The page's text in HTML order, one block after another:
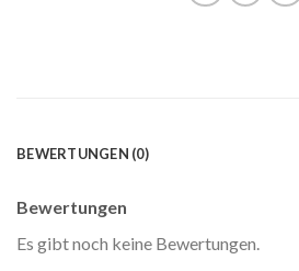
BEWERTUNGEN (0)
Bewertungen
Es gibt noch keine Bewertungen.